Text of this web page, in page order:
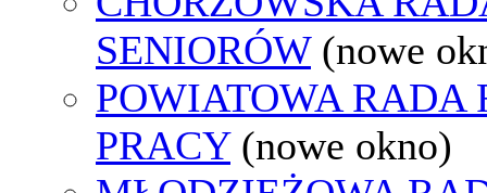
SENIORÓW (nowe
POWIATOWA RADA
PRACY (nowe okno)